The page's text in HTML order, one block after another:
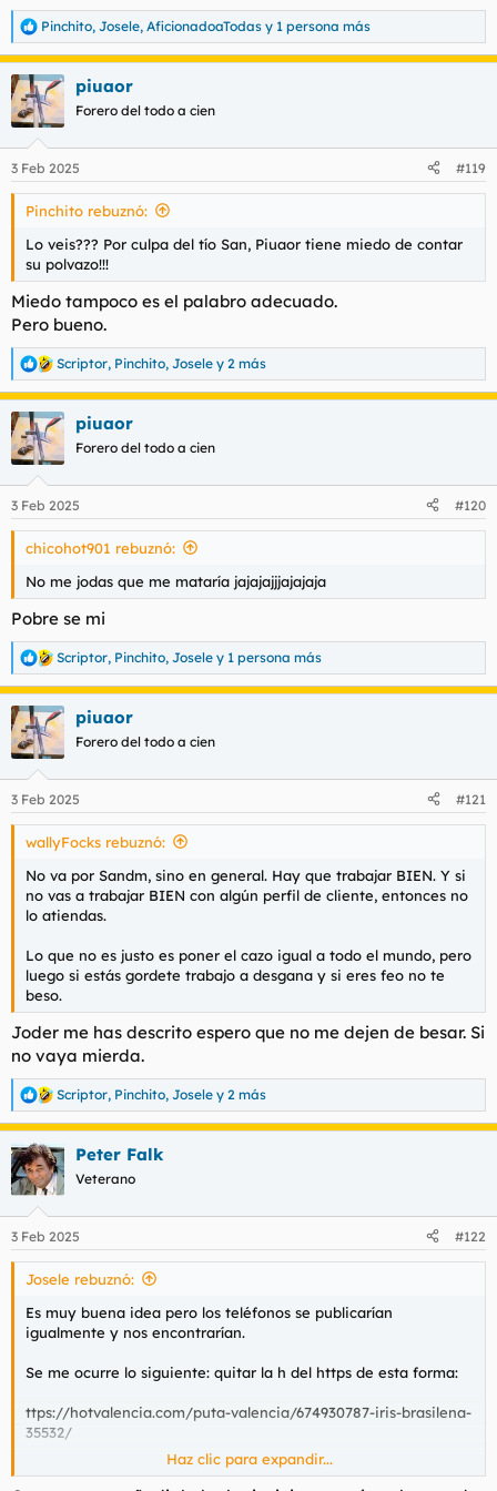
R
e
c
c
i
e
s
Pinchito, Josele, AficionadoaTodas y 1 persona más
piuaor
Forero del todo a cien
3 Feb 2025 #119
Pinchito rebuznó:
Lo veis??? Por culpa del tío San, Piuaor tiene miedo de contar
su polvazo!!!
Miedo tampoco es el palabro adecuado.
Pero bueno.
R
e
c
c
i
e
s
Scriptor, Pinchito, Josele y 2 más
piuaor
Forero del todo a cien
3 Feb 2025 #120
chicohot901 rebuznó:
No me jodas que me mataría jajajajjjajajaja
Pobre se mi
R
e
c
c
i
e
s
Scriptor, Pinchito, Josele y 1 persona más
piuaor
Forero del todo a cien
3 Feb 2025 #121
wallyFocks rebuznó:
No va por Sandm, sino en general. Hay que trabajar BIEN. Y si
no vas a trabajar BIEN con algún perfil de cliente, entonces no
lo atiendas.
Lo que no es justo es poner el cazo igual a todo el mundo, pero
luego si estás gordete trabajo a desgana y si eres feo no te
beso.
Joder me has descrito espero que no me dejen de besar. Si
no vaya mierda.
R
e
c
c
i
e
s
Scriptor, Pinchito, Josele y 2 más
Peter Falk
Veterano
3 Feb 2025 #122
Josele rebuznó:
Es muy buena idea pero los teléfonos se publicarían
igualmente y nos encontrarían.
Se me ocurre lo siguiente: quitar la h del https de esta forma:
ttps://hotvalencia.com/puta-valencia/674930787-iris-brasilena-
35532/
Así no se publica el extracto.
Haz clic para expandir...